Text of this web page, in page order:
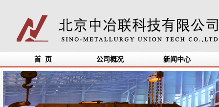
首 页 公司概况 新闻中心